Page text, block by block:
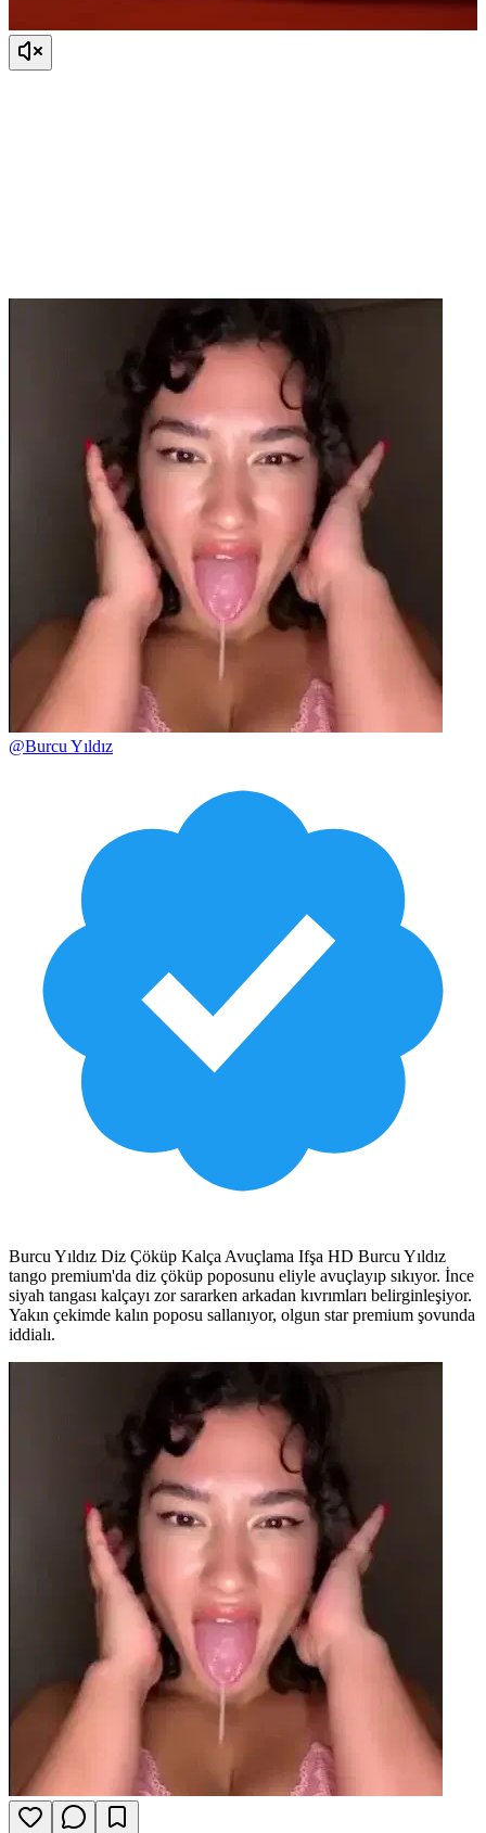
@Burcu Yıldız
Burcu Yıldız Diz Çöküp Kalça Avuçlama Ifşa HD Burcu Yıldız
tango premium'da diz çöküp poposunu eliyle avuçlayıp sıkıyor. İnce
siyah tangası kalçayı zor sararken arkadan kıvrımları belirginleşiyor.
Yakın çekimde kalın poposu sallanıyor, olgun star premium şovunda
iddialı.